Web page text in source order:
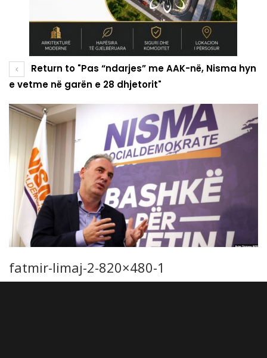
Return to "Pas “ndarjes” me AAK-në, Nisma hyn
e vetme në garën e 28 dhjetorit"
fatmir-limaj-2-820×480-1